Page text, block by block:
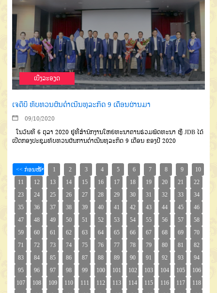
ເບີ່ງລະອຽດ
ເຈດີບີ ທົບທວນຜົນດຳເນີນທຸລະກິດ 9 ເດືອນຜ່ານມາ
09/10/2020
ໃນວັນທີ 6 ຕຸລາ 2020 ຢູ່ທີ່ສໍານັກງານໃຫຍ່ທະນາຄານຮ່ວມພັດທະນາ ຫຼື JDB ໄດ້
ເປີດກອງປະຊຸມທົບທວນຜົນການດໍາເນີນທຸລະກິດ 9 ເດືອນ ຂອງປີ 2020